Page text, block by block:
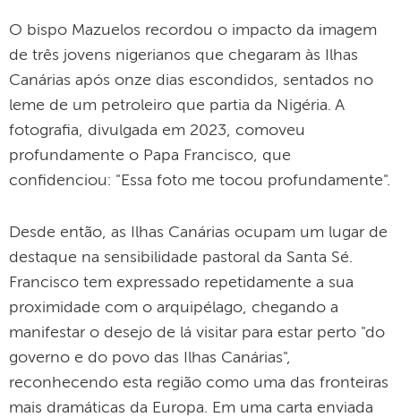
O bispo Mazuelos recordou o impacto da imagem
de três jovens nigerianos que chegaram às Ilhas
Canárias após onze dias escondidos, sentados no
leme de um petroleiro que partia da Nigéria. A
fotografia, divulgada em 2023, comoveu
profundamente o Papa Francisco, que
confidenciou: "Essa foto me tocou profundamente".
Desde então, as Ilhas Canárias ocupam um lugar de
destaque na sensibilidade pastoral da Santa Sé.
Francisco tem expressado repetidamente a sua
proximidade com o arquipélago, chegando a
manifestar o desejo de lá visitar para estar perto "do
governo e do povo das Ilhas Canárias",
reconhecendo esta região como uma das fronteiras
mais dramáticas da Europa. Em uma carta enviada